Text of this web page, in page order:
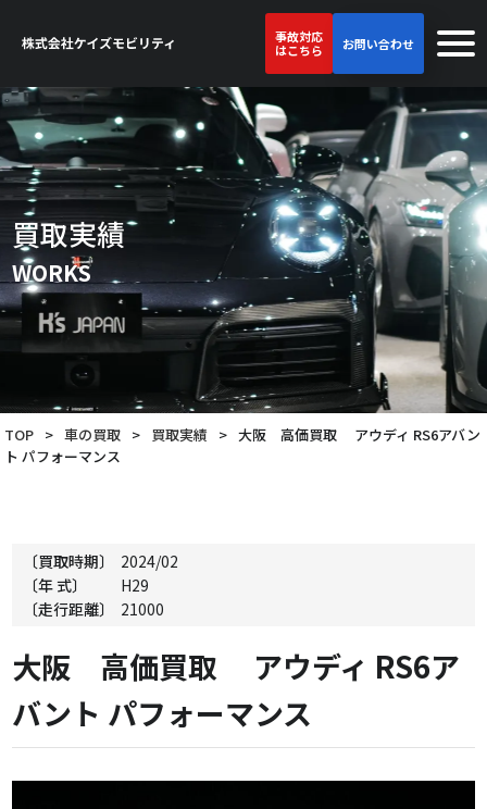
事故対応
はこちら
お問い合わせ
買取実績
WORKS
TOP > 車の買取 > 買取実績 > 大阪 高価買取 アウディ RS6アバン
ト パフォーマンス
〔買取時期〕
2024/02
〔年 式〕
H29
〔走行距離〕
21000
大阪 高価買取 アウディ RS6ア
バント パフォーマンス